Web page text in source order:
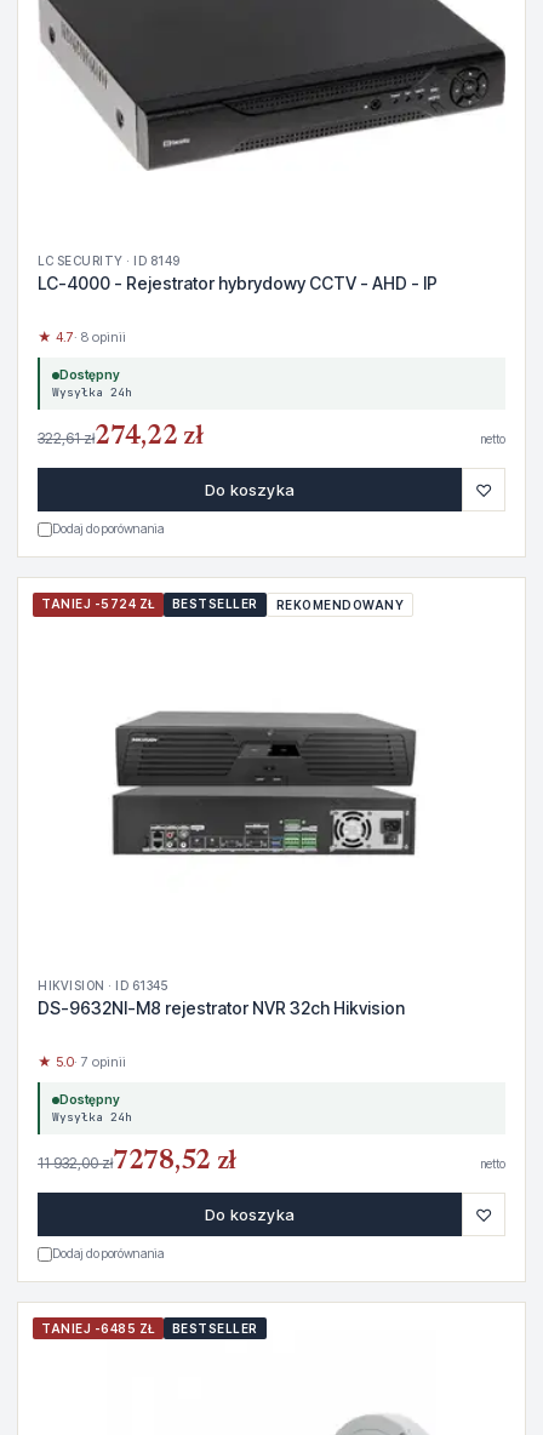
LC SECURITY · ID 8149
LC-4000 - Rejestrator hybrydowy CCTV - AHD - IP
★ 4.7· 8 opinii
Dostępny
Wysyłka 24h
322,61 zł274,22 zł netto
Do koszyka ♡
Dodaj do porównania
TANIEJ -5724 ZŁ BESTSELLER REKOMENDOWANY
HIKVISION · ID 61345
DS-9632NI-M8 rejestrator NVR 32ch Hikvision
★ 5.0· 7 opinii
Dostępny
Wysyłka 24h
11 932,00 zł7278,52 zł netto
Do koszyka ♡
Dodaj do porównania
TANIEJ -6485 ZŁ BESTSELLER